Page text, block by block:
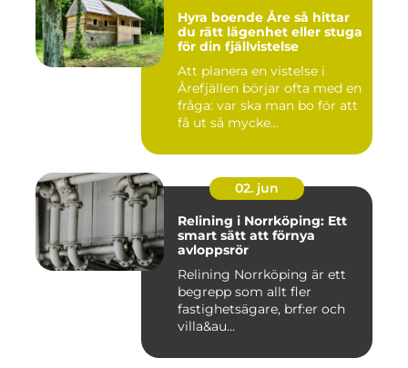
Hyra boende Åre så hittar
du rätt lägenhet eller stuga
för din fjällvistelse
Att planera en vistelse i
Årefjällen börjar ofta med en
fråga: var ska man bo för att
få ut så mycke...
02. jun
Relining i Norrköping: Ett
smart sätt att förnya
avloppsrör
Relining Norrköping är ett
begrepp som allt fler
fastighetsägare, brf:er och
villa&au...